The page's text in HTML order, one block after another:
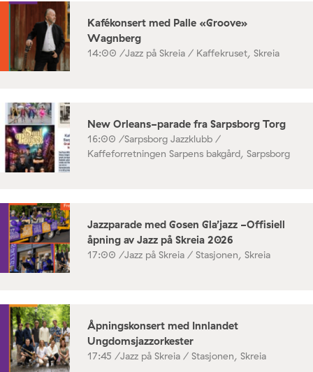
Kafékonsert med Palle «Groove»
Wagnberg
14:00 /Jazz på Skreia / Kaffekruset, Skreia
New Orleans-parade fra Sarpsborg Torg
16:00 /Sarpsborg Jazzklubb /
Kaffeforretningen Sarpens bakgård, Sarpsborg
Jazzparade med Gosen Gla’jazz -Offisiell
åpning av Jazz på Skreia 2026
17:00 /Jazz på Skreia / Stasjonen, Skreia
Åpningskonsert med Innlandet
Ungdomsjazzorkester
17:45 /Jazz på Skreia / Stasjonen, Skreia